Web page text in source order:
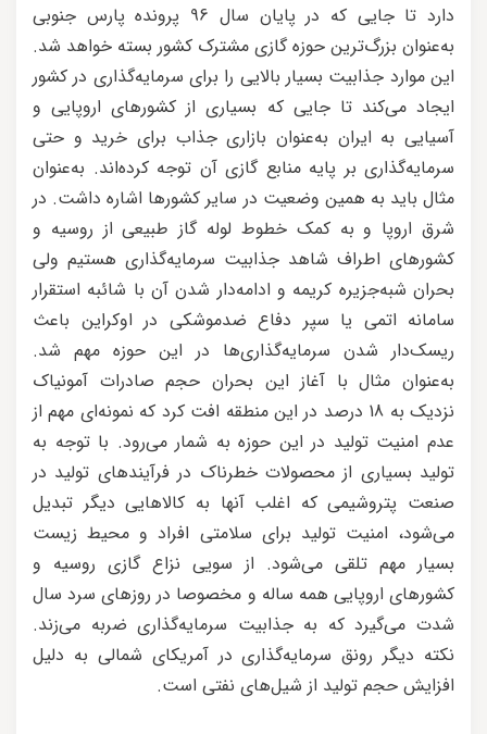
دارد تا جایی که در پایان سال 96 پرونده پارس جنوبی
به‌عنوان بزرگ‌ترین حوزه گازی مشترک کشور بسته خواهد شد.
این موارد جذابیت بسیار بالایی را برای سرمایه‌گذاری در کشور
ایجاد می‌کند تا جایی که بسیاری از کشورهای اروپایی و
آسیایی به ایران به‌عنوان بازاری جذاب برای خرید و حتی
سرمایه‌گذاری بر پایه منابع گازی آن توجه کرده‌اند. به‌عنوان
مثال باید به همین وضعیت در سایر کشورها اشاره داشت. در
شرق اروپا و به کمک خطوط لوله گاز طبیعی از رو‌سیه و
کشورهای اطراف شاهد جذابیت سرمایه‌گذاری هستیم ولی
بحران شبه‌جزیره کریمه و ادامه‌دار شدن آن با شائبه استقرار
سامانه اتمی یا سپر دفاع ضدموشکی در اوکراین باعث
ریسک‌دار شدن سرمایه‌گذاری‌ها در این حوزه مهم شد.
به‌عنوان مثال با آغاز این بحران حجم صادرات آمونیاک
نزدیک به 18 درصد در این منطقه افت کرد که نمونه‌ای مهم از
عدم امنیت تولید در این حوزه به شمار می‌رود. با توجه به
تولید بسیاری از محصولات خطرناک در فرآیندهای تولید در
صنعت پتروشیمی که اغلب آنها به کالاهایی دیگر تبدیل
می‌شود، امنیت تولید برای سلامتی افراد و محیط زیست
بسیار مهم تلقی می‌شود. از سویی نزاع گازی روسیه و
کشورهای اروپایی همه ساله و مخصوصا در روزهای سرد سال
شدت می‌گیرد که به جذابیت سرمایه‌گذاری ضربه می‌زند.
نکته دیگر رونق سرمایه‌گذاری در آمریکای شمالی به دلیل
افزایش حجم تولید از شیل‌های نفتی است.